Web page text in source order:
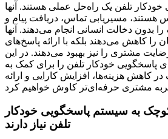
تلفن یک راه‌حل عملی هستند. آنها
هستند، مسیریابی تماس، دریافت پیام و
بدون دخالت انسانی انجام می‌دهند. آنها
را کاهش می‌دهند بلکه با ارائه پاسخ‌های
مشتری را نیز بهبود می‌دهند. در این
پاسخگویی خودکار تلفن را برای کمک به
کاهش هزینه‌ها، افزایش کارایی و ارائه
به سیستم پاسخگویی خودکار
تلفن نیاز دارند